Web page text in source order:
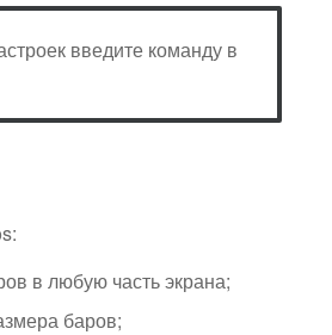
введите команду в
в любую часть экрана;
баров;